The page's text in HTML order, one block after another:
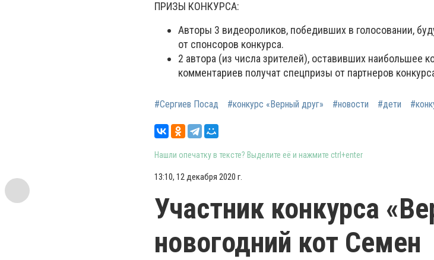
ПРИЗЫ КОНКУРСА:
Авторы 3 видеороликов, победивших в голосовании,
от спонсоров конкурса.
2 автора (из числа зрителей), оставивших наибольшее
комментариев получат спецпризы от партнеров
#Сергиев Посад #конкурс «Верный друг» #новости #дети
Нашли опечатку в тексте? Выделите её и нажмите ctrl+enter
13:10, 12 декабря 2020 г.
Участник конкурса
новогодний кот Семен